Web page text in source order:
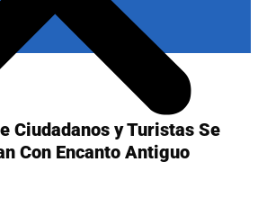
Ciudadanos y Turistas Se
Con Encanto Antiguo